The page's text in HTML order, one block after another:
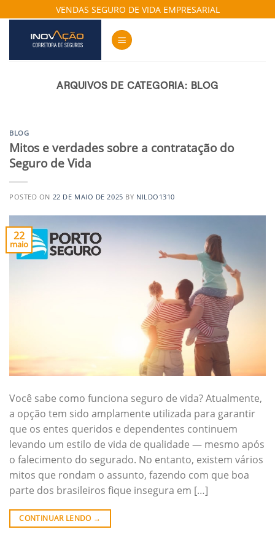
to
content
VENDAS SEGURO DE VIDA EMPRESARIAL
ARQUIVOS DE CATEGORIA: BLOG
BLOG
Mitos e verdades sobre a contratação do
Seguro de Vida
POSTED ON 22 DE MAIO DE 2025 BY NILDO1310
22
maio
Você sabe como funciona seguro de vida? Atualmente,
a opção tem sido amplamente utilizada para garantir
que os entes queridos e dependentes continuem
levando um estilo de vida de qualidade — mesmo após
o falecimento do segurado. No entanto, existem vários
mitos que rondam o assunto, fazendo com que boa
parte dos brasileiros fique insegura em […]
CONTINUAR LENDO →